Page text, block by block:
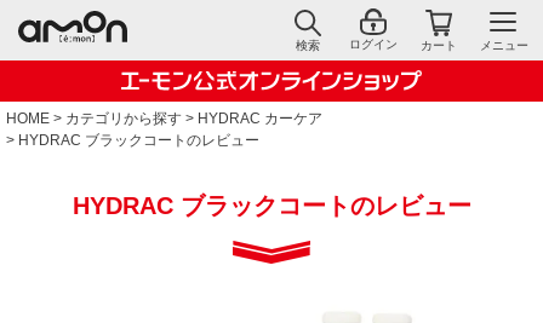
検索 ログイン カート メニュー
HOME カテゴリから探す
HYDRAC カーケア
HYDRAC ブラックコートのレビュー
HYDRAC ブラックコートのレビュー